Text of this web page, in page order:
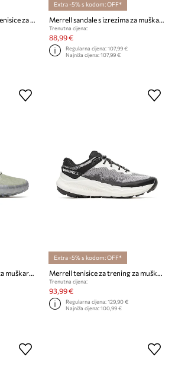
Merrell TRAIL GLOVE 8 tenisice za muškarce
Extra -5% s kodom: OFF*
Merrell sandale s izrezima za muškarce HYDRO NEXT GEN MOC SE
Trenutna cijena:
88,99 €
Regularna cijena:107,99 €
Najniža cijena:107,99 €
Merrell WRAPT tenisice za muškarce kožne
Extra -5% s kodom: OFF*
Merrell tenisice za trening za muškarce NOVA 4
Trenutna cijena:
93,99 €
Regularna cijena:129,90 €
Najniža cijena:100,99 €